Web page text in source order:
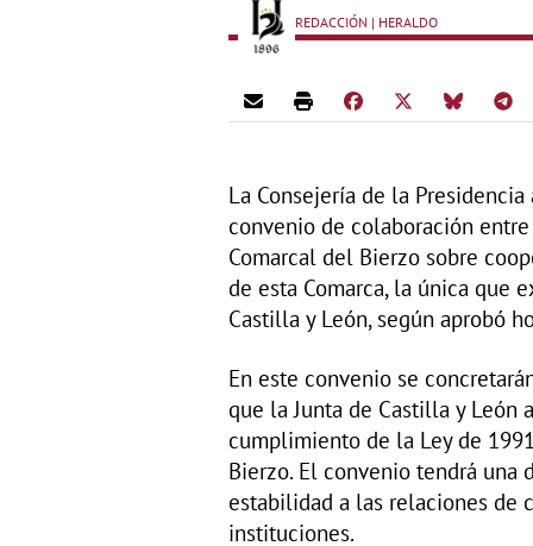
REDACCIÓN | HERALDO
La Consejería de la
convenio de colaboración
Comarcal del Bierzo sobre
de esta Comarca, la única
Castilla y León, según aprobó
En este convenio se
que la Junta de Castilla y León
cumplimiento de la Ley de
Bierzo. El convenio tendrá una
estabilidad a las relaciones de
instituciones.